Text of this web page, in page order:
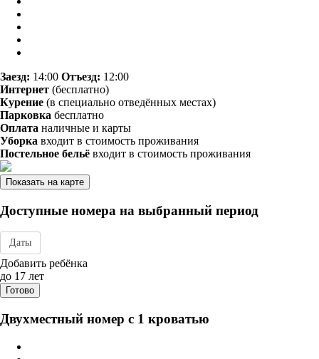
Заезд: 14:00 Отъезд: 12:00
Интернет (бесплатно)
Курение (в специально отведённых местах)
Парковка бесплатно
Оплата наличные и карты
Уборка входит в стоимость проживания
Постельное бельё входит в стоимость проживания
Показать на карте
Доступные номера на выбранный период
Даты
Дата заезда - отъезда
Добавить ребёнка
до 17 лет
Готово
Двухместный номер с 1 кроватью